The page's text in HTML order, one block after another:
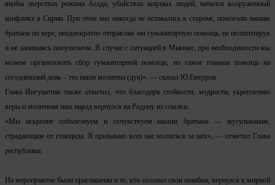
якобы зверствах режима Асада, убийствах мирных людей, начался вооруженный
конфликт в Сирии. При этом мы никогда не оставались в стороне, помогали нашим
братьям по вере, неоднократно отправляя им гуманитарную помощь, не политизируя
и не занимаясь популизмом. В случае с ситуацией в Мьянме, при необходимости мы
можем организовать сбор гуманитарной помощи, но самое главная помощь на
сегодняшний день – это наши молитвы (дуа)», — сказал Ю.Евкуров.
Глава Ингушетии также отметил, что благодаря стойкости, мудрости, укреплению
веры и молитвам наш народ вернулся на Родину из ссылки.
«Мы искренне соболезнуем и сочувствуем нашим братьям — мусульманам,
страдающим от геноцида. Я призываю всех нас молиться за них», — отметил Глава
республики.
На мероприятие были приглашены и те, кто осознал свои ошибки, вернулся к мирной